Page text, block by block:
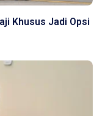
Khusus Jadi Opsi